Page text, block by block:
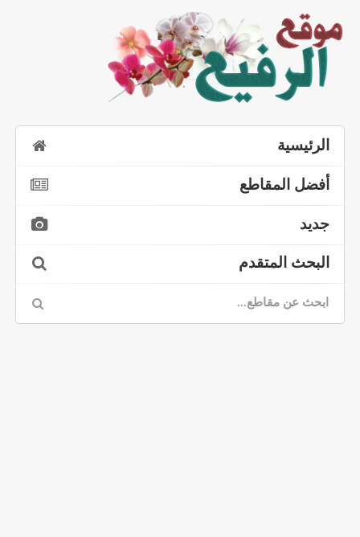
الرئيسية
أفضل المقاطع
جديد
البحث المتقدم